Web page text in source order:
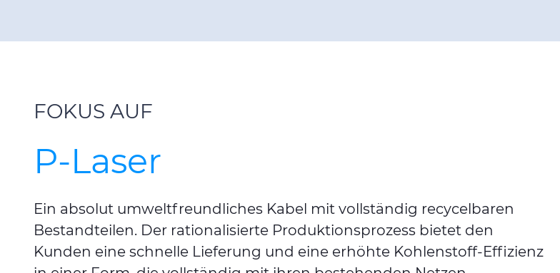
FOKUS AUF
P-Laser
Ein absolut umweltfreundliches Kabel mit vollständig recycelbaren
Bestandteilen. Der rationalisierte Produktionsprozess bietet den
Kunden eine schnelle Lieferung und eine erhöhte Kohlenstoff-Effizienz